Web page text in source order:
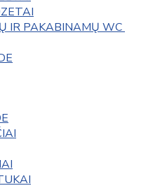
IR PAKABINAMŲ WC